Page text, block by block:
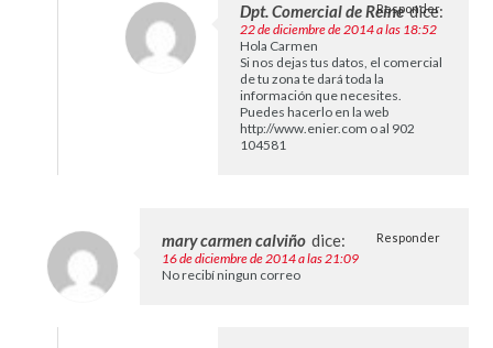
Dpt. Comercial de Reine dice:
22 de diciembre de 2014 a las 18:52
Hola Carmen
Si nos dejas tus datos, el comercial
de tu zona te dará toda la
información que necesites.
Puedes hacerlo en la web
http://www.enier.com o al 902
104581
Responder
mary carmen calviño dice:
16 de diciembre de 2014 a las 21:09
No recibí ningun correo
Responder